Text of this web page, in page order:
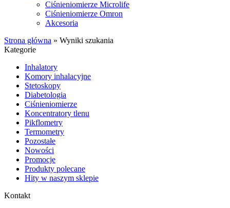
Ciśnieniomierze Microlife
Ciśnieniomierze Omron
Akcesoria
Strona główna » Wyniki szukania
Kategorie
Inhalatory
Komory inhalacyjne
Stetoskopy
Diabetologia
Ciśnieniomierze
Koncentratory tlenu
Pikflometry
Termometry
Pozostałe
Nowości
Promocje
Produkty polecane
Hity w naszym sklepie
Kontakt